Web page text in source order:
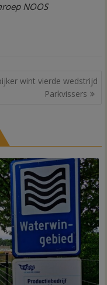
NOOS
wint vierde wedstrijd
Parkvissers